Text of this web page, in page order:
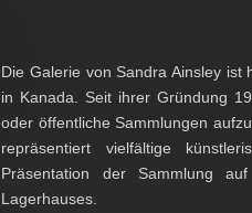
Die Galerie von Sandra Ainsley ist
in Kanada. Seit ihrer Gründung
oder öffentliche Sammlungen
repräsentiert vielfältige
Präsentation der Sammlung
Lagerhauses.